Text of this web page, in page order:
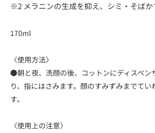
※2 メラニンの生成を抑え、シミ・そばか
170ml
〈使用方法〉
●朝と夜、洗顔の後、コットンにディスペン
り、指にはさみます。顔のすみずみまでてい
す。
〈使用上の注意〉